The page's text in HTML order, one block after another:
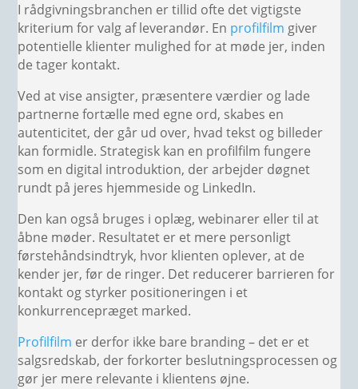
I rådgivningsbranchen er tillid ofte det vigtigste
kriterium for valg af leverandør. En profilfilm giver
potentielle klienter mulighed for at møde jer, inden
de tager kontakt.
Ved at vise ansigter, præsentere værdier og lade
partnerne fortælle med egne ord, skabes en
autenticitet, der går ud over, hvad tekst og billeder
kan formidle. Strategisk kan en profilfilm fungere
som en digital introduktion, der arbejder døgnet
rundt på jeres hjemmeside og LinkedIn.
Den kan også bruges i oplæg, webinarer eller til at
åbne møder. Resultatet er et mere personligt
førstehåndsindtryk, hvor klienten oplever, at de
kender jer, før de ringer. Det reducerer barrieren for
kontakt og styrker positioneringen i et
konkurrencepræget marked.
Profilfilm er derfor ikke bare branding – det er et
salgsredskab, der forkorter beslutningsprocessen og
gør jer mere relevante i klientens øjne.